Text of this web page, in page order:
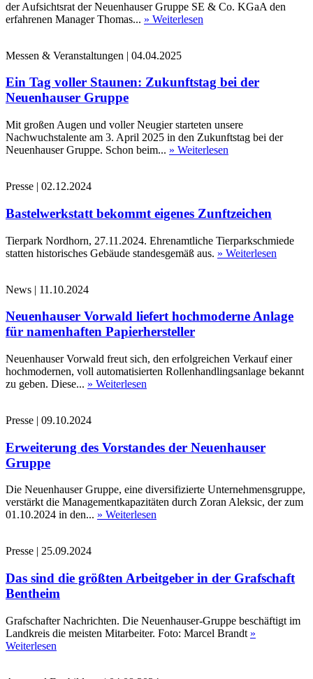
der Aufsichtsrat der Neuenhauser Gruppe SE & Co. KGaA den
erfahrenen Manager Thomas... » Weiterlesen
Messen & Veranstaltungen | 04.04.2025
Ein Tag voller Staunen: Zukunftstag bei der
Neuenhauser Gruppe
Mit großen Augen und voller Neugier starteten unsere
Nachwuchstalente am 3. April 2025 in den Zukunftstag bei der
Neuenhauser Gruppe. Schon beim... » Weiterlesen
Presse | 02.12.2024
Bastelwerkstatt bekommt eigenes Zunftzeichen
Tierpark Nordhorn, 27.11.2024. Ehrenamtliche Tierparkschmiede
statten historisches Gebäude standesgemäß aus. » Weiterlesen
News | 11.10.2024
Neuenhauser Vorwald liefert hochmoderne Anlage
für namenhaften Papierhersteller
Neuenhauser Vorwald freut sich, den erfolgreichen Verkauf einer
hochmodernen, voll automatisierten Rollenhandlingsanlage bekannt
zu geben. Diese... » Weiterlesen
Presse | 09.10.2024
Erweiterung des Vorstandes der Neuenhauser
Gruppe
Die Neuenhauser Gruppe, eine diversifizierte Unternehmensgruppe,
verstärkt die Managementkapazitäten durch Zoran Aleksic, der zum
01.10.2024 in den... » Weiterlesen
Presse | 25.09.2024
Das sind die größten Arbeitgeber in der Grafschaft
Bentheim
Grafschafter Nachrichten. Die Neuenhauser-Gruppe beschäftigt im
Landkreis die meisten Mitarbeiter. Foto: Marcel Brandt »
Weiterlesen